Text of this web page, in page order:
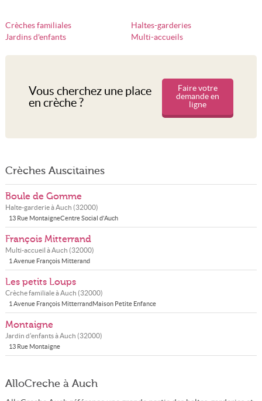
Crèches familiales
Haltes-garderies
Jardins d'enfants
Multi-accueils
Vous cherchez une place
en crèche ?
Faire votre
demande en
ligne
Crèches Auscitaines
Boule de Gomme
Halte-garderie àAuch (32000)
13 Rue MontaigneCentre Social d'Auch
François Mitterrand
Multi-accueil àAuch (32000)
1 Avenue François Mitterand
Les petits Loups
Crèche familiale àAuch (32000)
1 Avenue François MitterrandMaison Petite Enfance
Montaigne
Jardin d'enfants àAuch (32000)
13 Rue Montaigne
AlloCreche à Auch